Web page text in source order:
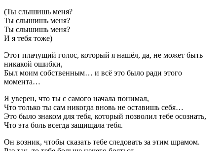
(Ты слышишь меня?
Ты слышишь меня?
Ты слышишь меня?
И я тебя тоже)
Этот плачущий голос, который я нашёл, да, не может быть
никакой ошибки,
Был моим собственным… и всё это было ради этого
момента…
Я уверен, что ты с самого начала понимал,
Что только ты сам никогда вновь не оставишь себя…
Это было знаком для тебя, который позволил тебе осознать,
Что эта боль всегда защищала тебя.
Он возник, чтобы сказать тебе следовать за этим шрамом.